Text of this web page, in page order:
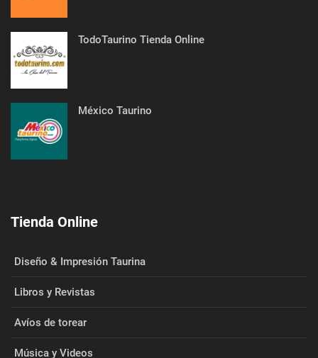
TodoTaurino Tienda Online
México Taurino
Tienda Online
Diseño & Impresión Taurina
Libros y Revistas
Avíos de torear
Música y Videos